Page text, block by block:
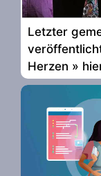
Letzter
Herzen »